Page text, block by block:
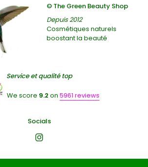
© The Green Beauty Shop
Depuis 2012
Cosmétiques naturels
boostant la beauté
Service et qualité top
We score 9.2 on 5961 reviews
Socials